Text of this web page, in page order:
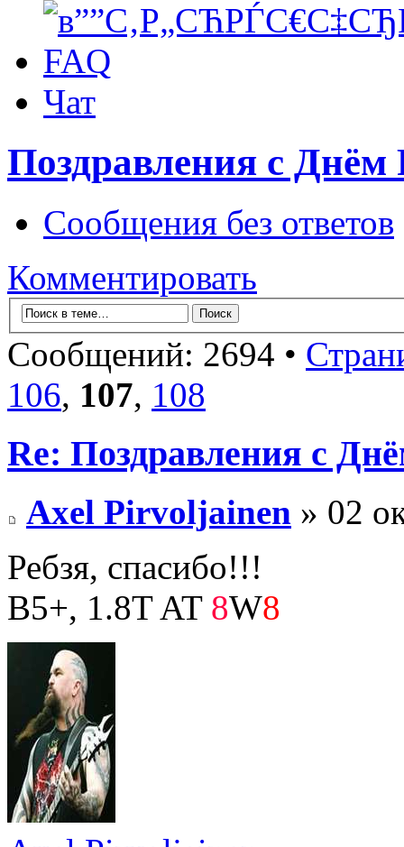
FAQ
Чат
Поздравления с
Сообщения без ответов
Комментировать
Сообщений: 2694 •
106, 107, 108
Re: Поздравления с
Axel Pirvoljainen » 02
Ребзя, спасибо!!!
B5+, 1.8T AT 8W8